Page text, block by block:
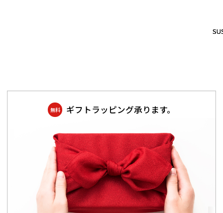
無料 ギフトラッピング承ります。